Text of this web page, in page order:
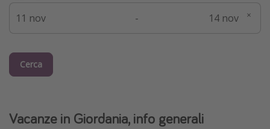
-
Cerca
Vacanze in Giordania, info generali